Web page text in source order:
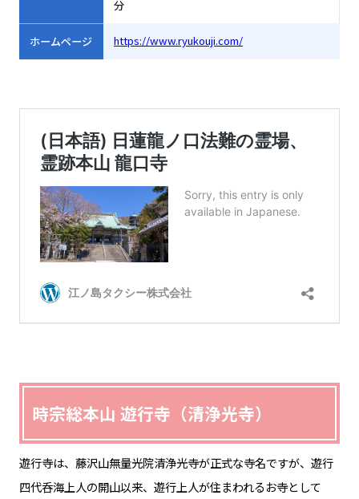
分
ホームページ https://www.ryukouji.com/
時宗総本山 遊行寺（清浄光寺）
遊行寺は、藤沢山無量光院清浄光寺が正式な寺名ですが、遊行
四代呑海上人の開山以来、遊行上人が住まわれるお寺として